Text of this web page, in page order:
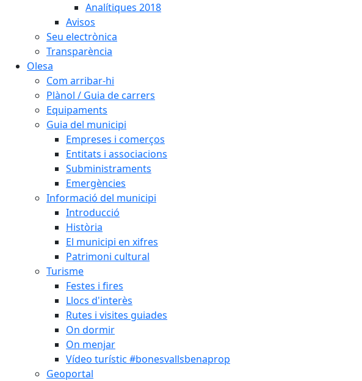
Analítiques 2018
Avisos
Seu electrònica
Transparència
Olesa
Com arribar-hi
Plànol / Guia de carrers
Equipaments
Guia del municipi
Empreses i comerços
Entitats i associacions
Subministraments
Emergències
Informació del municipi
Introducció
Història
El municipi en xifres
Patrimoni cultural
Turisme
Festes i fires
Llocs d'interès
Rutes i visites guiades
On dormir
On menjar
Vídeo turístic #bonesvallsbenaprop
Geoportal